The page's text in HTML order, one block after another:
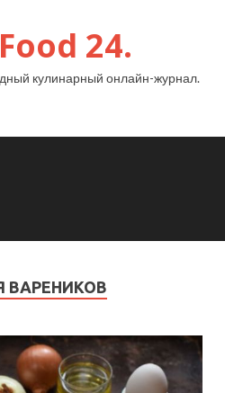
24.
кулинарный онлайн-журнал.
ВАРЕНИКОВ